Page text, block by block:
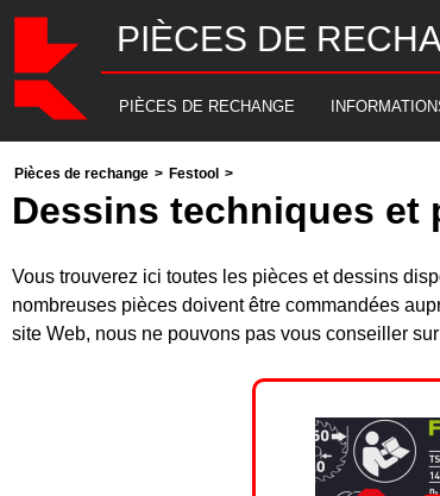
PIÈCES DE
PIÈCES DE RECHANGE
Pièces de rechange > Festool >
Dessins techniques et
Vous trouverez ici toutes les pièces et dessins
nombreuses pièces doivent être commandées
site Web, nous ne pouvons pas vous conseiller